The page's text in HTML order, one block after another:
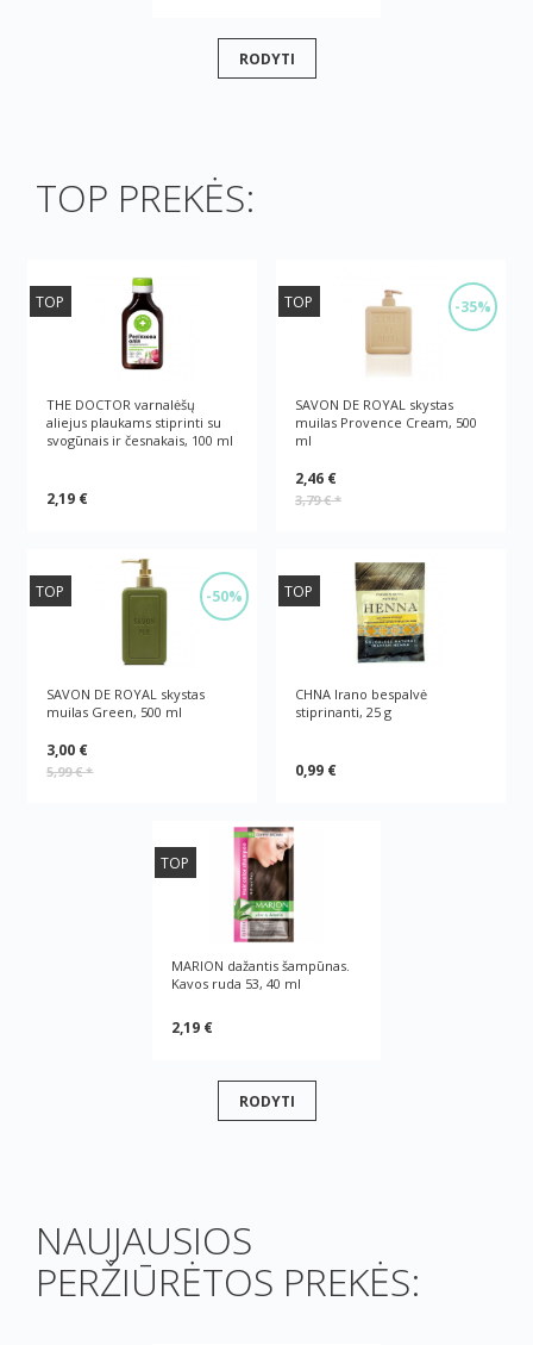
RODYTI
TOP PREKĖS:
TOP
THE DOCTOR varnalėšų
aliejus plaukams stiprinti su
svogūnais ir česnakais, 100 ml
2,19 €
-35%
TOP
SAVON DE ROYAL skystas
muilas Provence Cream, 500
ml
2,46 €
3,79 €*
-50%
TOP
SAVON DE ROYAL skystas
muilas Green, 500 ml
3,00 €
5,99 €*
TOP
CHNA Irano bespalvė
stiprinanti, 25 g
0,99 €
TOP
MARION dažantis šampūnas.
Kavos ruda 53, 40 ml
2,19 €
RODYTI
NAUJAUSIOS
PERŽIŪRĖTOS PREKĖS: